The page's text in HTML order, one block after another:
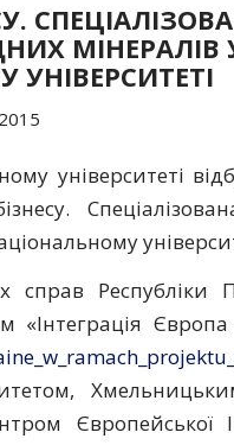
університеті
справ
«Інтеграція
Європейської